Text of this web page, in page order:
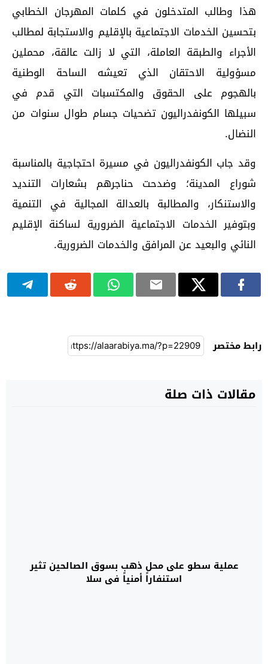
هذا وطالب المتدخلون في كلمات المهرجان الخطابي
بتحسين الخدمات الاجتماعية بالإقليم والاستجابة لمطالب
الأجراء والطبقة العاملة، التي لا زالت عالقة، محملين
مسؤولية الاحتقان الذي تعيشه الساحة الوطنية
بالهجوم على الحقوق والمكتسبات التي قدم في
سبيلها الكونفدراليون تضحيات جسام طوال سنوات من
النضال.
وقد جاب الكونفدراليون في مسيرة احتجاجية بالمناسبة
شوراع المدينة؛ وضدحت حناجرهم بشعارات التنديد
والاستنكار، والمطالبة بالعدالة المجالية في التنمية
وبتوفير الخدمات الاجتماعية الضرورية لساكنة الإقليم
النائي والبعيد عن المرافق والخدمات الضرورية.
رابط مختصر
مقالات ذات صلة
عملية سطو على محل ذهب بسوق الصالحين تثير
استنفاراً أمنياً في سلا